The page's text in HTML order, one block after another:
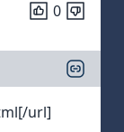
0
url]